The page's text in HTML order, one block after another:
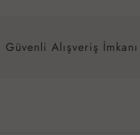
Güvenli Alışveriş İmkanı